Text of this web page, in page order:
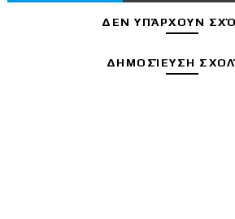
ΔΕΝ ΥΠΆΡΧΟΥΝ
ΔΗΜΟΣΊΕΥΣΗ